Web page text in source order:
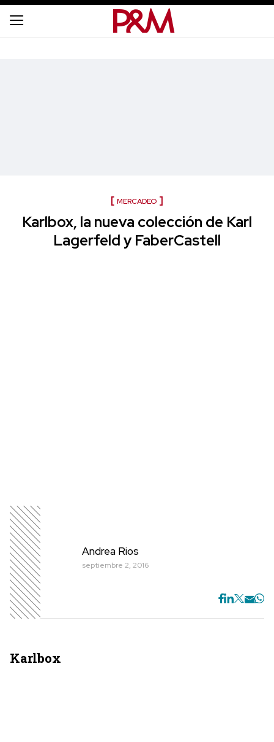
MERCADEO
Karlbox, la nueva colección de Karl
Lagerfeld y FaberCastell
Andrea Rios
septiembre 2, 2016
Karlbox